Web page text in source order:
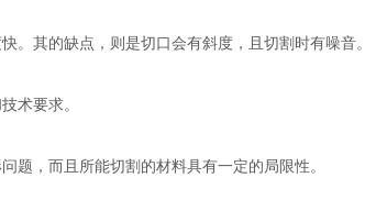
。其的缺点，则是切口会有斜度，且切割时有噪音。
术要求。
题，而且所能切割的材料具有一定的局限性。